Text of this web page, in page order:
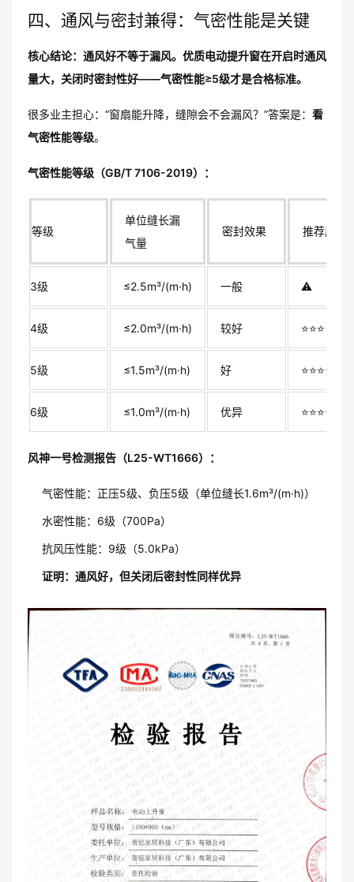
四、通风与密封兼得：气密性能是关键
核心结论：通风好不等于漏风。优质电动提升窗在开启时通风
量大，关闭时密封性好——气密性能≥5级才是合格标准。
很多业主担心：“窗扇能升降，缝隙会不会漏风？”答案是： 看
气密性能等级。
气密性能等级（GB/T 7106-2019）：
等级
单位缝长漏
气量
密封效果 推荐度
3级 ≤2.5m³/(m·h) 一般 ⚠️
4级 ≤2.0m³/(m·h) 较好 ⭐⭐⭐
5级 ≤1.5m³/(m·h) 好 ⭐⭐⭐⭐⭐
6级 ≤1.0m³/(m·h) 优异 ⭐⭐⭐⭐⭐
风神一号检测报告（L25-WT1666）：
气密性能：正压5级、负压5级（单位缝长1.6m³/(m·h)）
水密性能：6级（700Pa）
抗风压性能：9级（5.0kPa）
证明：通风好，但关闭后密封性同样优异